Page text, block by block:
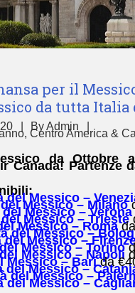
per il
da tutta Italia
ByAdmin
, Centro America &
da Ottobre
Canada! Partenze
del Messico –
Messico – Milano
Messico – Verona
Messico – Trieste
Messico – Roma
del Messico –
del Messico –
Messico – Torino
Messico – Napoli
Messico – Barida
del Messico –
del Messico –
del Messico –